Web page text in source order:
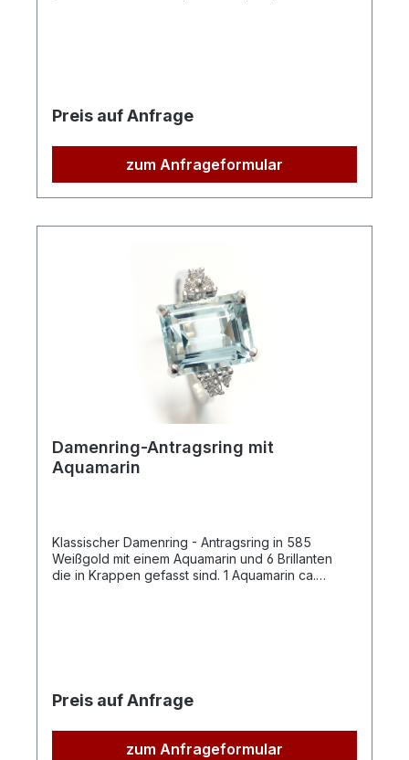
Preis auf Anfrage
zum Anfrageformular
Damenring-Antragsring mit
Aquamarin
Klassischer Damenring - Antragsring in 585
Weißgold mit einem Aquamarin und 6 Brillanten
die in Krappen gefasst sind. 1 Aquamarin ca.
Preis auf Anfrage
zum Anfrageformular